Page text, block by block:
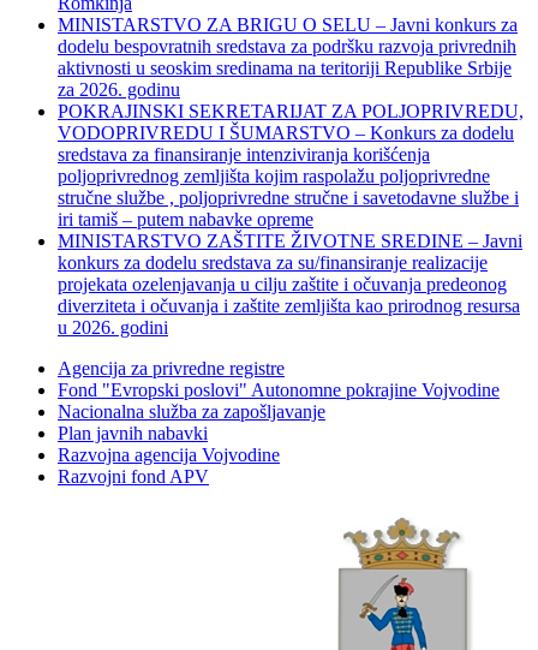
MINISTARSTVO ZA BRIGU O SELU – Javni konkurs za
dodelu bespovratnih sredstava za podršku razvoja privrednih
aktivnosti u seoskim sredinama na teritoriji Republike Srbije
za 2026. godinu
POKRAJINSKI SEKRETARIJAT ZA POLJOPRIVREDU,
VODOPRIVREDU I ŠUMARSTVO – Konkurs za dodelu
sredstava za finansiranje intenziviranja korišćenja
poljoprivrednog zemljišta kojim raspolažu poljoprivredne
stručne službe , poljoprivredne stručne i savetodavne službe i
iri tamiš ‒ putem nabavke opreme
MINISTARSTVO ZAŠTITE ŽIVOTNE SREDINE – Javni
konkurs za dodelu sredstava za su/finansiranje realizacije
projekata ozelenjavanja u cilju zaštite i očuvanja predeonog
diverziteta i očuvanja i zaštite zemljišta kao prirodnog resursa
u 2026. godini
Agencija za privredne registre
Fond "Evropski poslovi" Autonomne pokrajine Vojvodine
Nacionalna služba za zapošljavanje
Plan javnih nabavki
Razvojna agencija Vojvodine
Razvojni fond APV